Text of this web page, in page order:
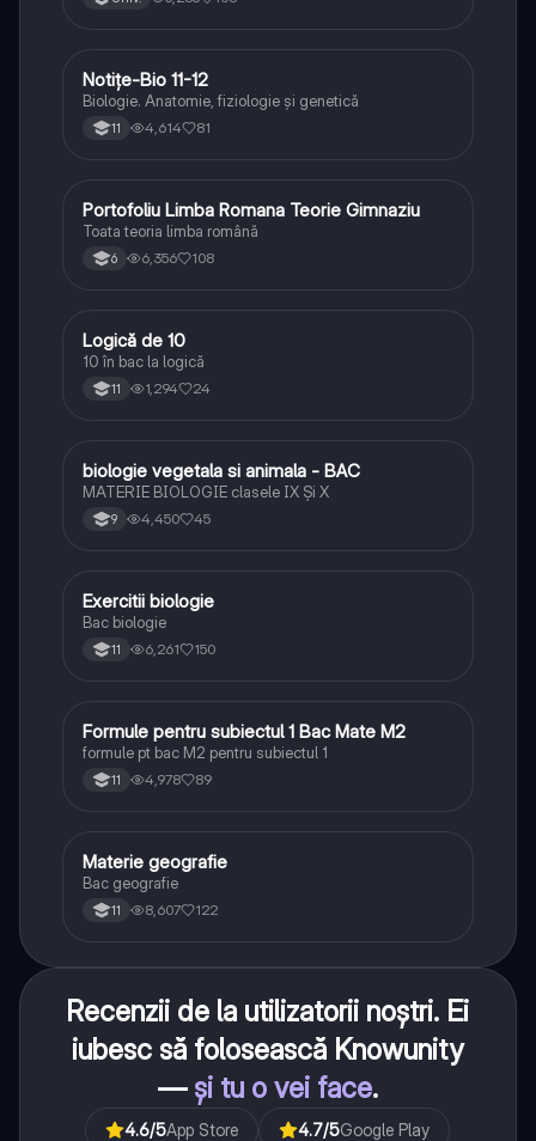
Biologie
Notițe-Bio 11-12
Biologie. Anatomie, fiziologie și genetică
11 4,614 81
Limba și literatura română
Portofoliu Limba Romana Teorie Gimnaziu
Toata teoria limba română
6 6,356 108
Logică
Logică de 10
10 în bac la logică
11 1,294 24
Biologie
biologie vegetala si animala - BAC
MATERIE BIOLOGIE clasele IX Şi X
9 4,450 45
Biologie
Exercitii biologie
Bac biologie
11 6,261 150
Matematică
Formule pentru subiectul 1 Bac Mate M2
formule pt bac M2 pentru subiectul 1
11 4,978 89
Geografie
Materie geografie
Bac geografie
11 8,607 122
Recenzii de la utilizatorii noștri. Ei
iubesc să folosească Knowunity
— și tu o vei face.
4.6/5App Store 4.7/5Google Play